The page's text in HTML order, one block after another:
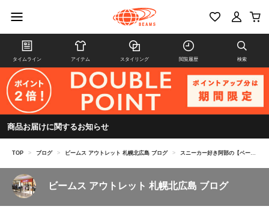
タイムライン アイテム スタイリング 閲覧履歴 検索
商品お届けに関するお知らせ
TOP > ブログ > ビームス アウトレット 札幌北広島 ブログ > スニーカー好き阿部の【ベーコンセレクト】48
ビームス アウトレット 札幌北広島 ブログ